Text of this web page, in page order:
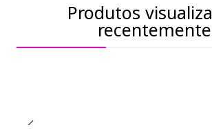
Produtos
recentemente